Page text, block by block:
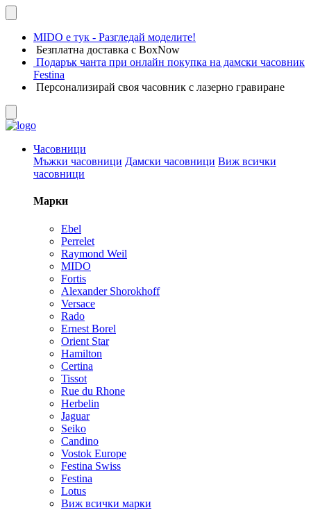
MIDO е тук - Разгледай моделите!
Безплатна доставка с BoxNow
Подарък чанта при онлайн покупка на дамски часовник
Festina
Персонализирай своя часовник с лазерно гравиране
Часовници
Мъжки часовници Дамски часовници Виж всички
часовници
Марки
Ebel
Perrelet
Raymond Weil
MIDO
Fortis
Alexander Shorokhoff
Versace
Rado
Ernest Borel
Orient Star
Hamilton
Certina
Tissot
Rue du Rhone
Herbelin
Jaguar
Seiko
Candino
Vostok Europe
Festina Swiss
Festina
Lotus
Виж всички марки